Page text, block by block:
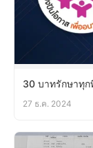
30 บาทรักษาทุ
27 ธ.ค. 2024